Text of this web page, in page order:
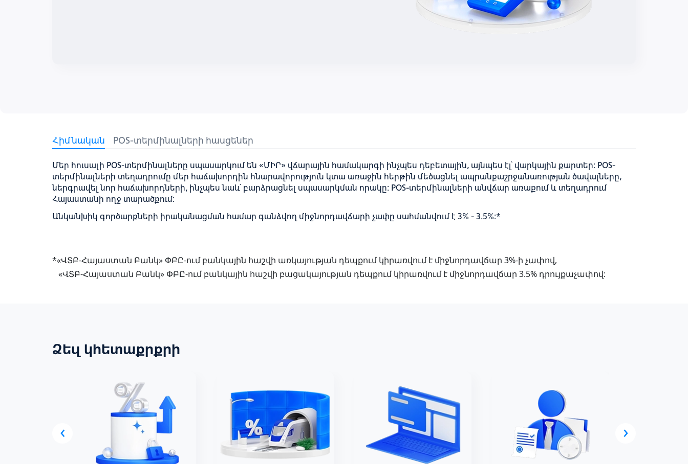
Հիմնական POS-տերմինալների հասցեներ
Մեր հուսալի POS-տերմինալները սպասարկում են «ՄԻՐ» վճարային համակարգի ինչպես դեբետային, այնպես էլ՝ վարկային քարտեր: POS-
տերմինալների տեղադրումը մեր հաճախորդին հնարավորություն կտա առաջին հերթին մեծացնել ապրանքաշրջանառության ծավալները,
ներգրավել նոր հաճախորդների, ինչպես նաև՝ բարձրացնել սպասարկման որակը: POS-տերմինալների անվճար առաքում և տեղադրում
Հայաստանի ողջ տարածքում:
Անկանխիկ գործարքների իրականացման համար գանձվող միջնորդավճարի չափը սահմանվում է 3% - 3.5%:*
*«ՎՏԲ-Հայաստան Բանկ» ՓԲԸ-ում բանկային հաշվի առկայության դեպքում կիրառվում է միջնորդավճար 3%-ի չափով,
«ՎՏԲ-Հայաստան Բանկ» ՓԲԸ-ում բանկային հաշվի բացակայության դեպքում կիրառվում է միջնորդավճար 3.5% դրույքաչափով:
Ձեզ կհետաքրքրի
‹ ›